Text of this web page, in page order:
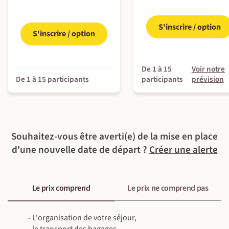
©
Petit-déjeuner, déjeuner & dîner inclus
Guide local francophone
Randonnée ou balade à raquettes (~4 h 30)
500 m 500 m
Randonnée ou balade à raquettes (8 km ~5 h)
100 m
550
S'inscrire / option
De 1 à 15 participants
S'inscrire / option
De 1 à 15
participants
Voir notre
prévision
Souhaitez-vous être averti(e) de la mise en place
d'une nouvelle date de départ ?Créer une alerte
Le prix comprend Le prix ne comprend pas
- L'organisation de votre séjour,